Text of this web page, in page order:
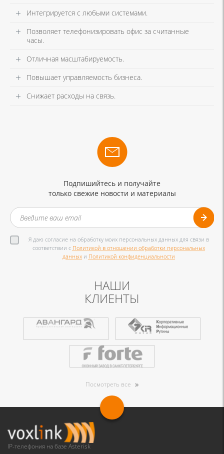
Интегрируется с любыми системами.
Позволяет телефонизировать офис за считанные
часы.
Отличная масштабируемость.
Повышает управляемость бизнеса.
Снижает расходы на связь.
Подпишийтесь и получайте
только свежие новости и материалы
Я даю согласие на обработку моих персональных данных для связи в
соответствии с Политикой в отношении обработки персональных
данных и Политикой конфиденциальности
НАШИ
КЛИЕНТЫ
Посмотреть все
IP-телефония на базе Asterisk